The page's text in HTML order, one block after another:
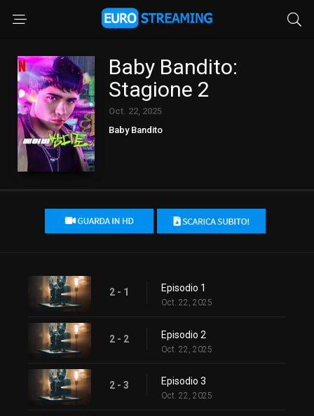
Baby Bandito:
Stagione 2
Oct. 22, 2025
Baby Bandito
2 - 1 Episodio 1
Oct. 22, 2025
2 - 2 Episodio 2
Oct. 22, 2025
2 - 3 Episodio 3
Oct. 22, 2025